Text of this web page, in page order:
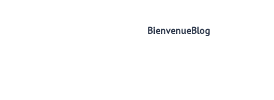
BienvenueBlog